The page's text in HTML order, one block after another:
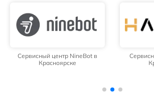
Сервисный центр NineBot в
Красноярске